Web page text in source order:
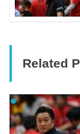
Related